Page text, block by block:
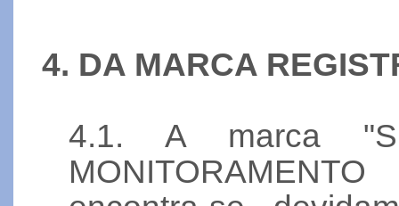
4. DA MARCA
4.1. A marca